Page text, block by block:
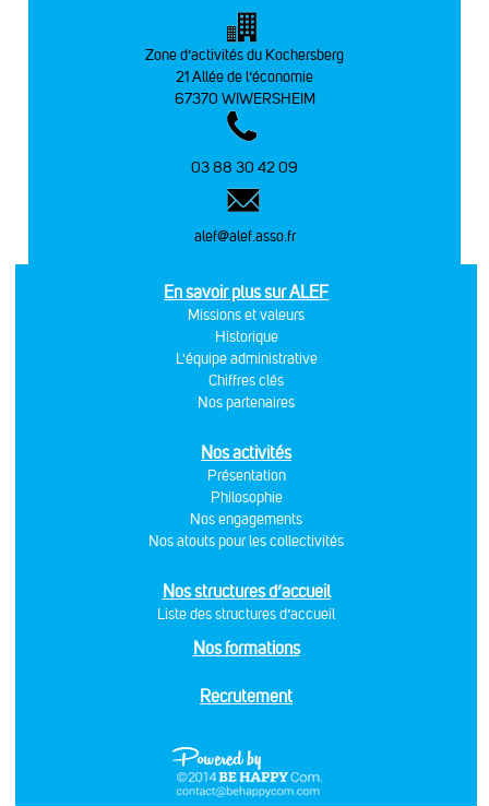
Zone d’activités du Kochersberg
21 Allée de l’économie
67370 WIWERSHEIM
03 88 30 42 09
alef@alef.asso.fr
En savoir plus sur ALEF
Missions et valeurs
Historique
L'équipe administrative
Chiffres clés
Nos partenaires
Nos activités
Présentation
Philosophie
Nos engagements
Nos atouts pour les collectivités
Nos structures d’accueil
Liste des structures d’accueil
Nos formations
Recrutement